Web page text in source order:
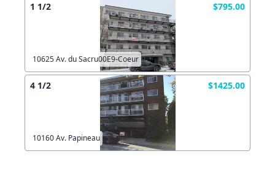
1 1/2 $795.00
10625 Av. du Sacru00E9-Coeur
4 1/2 $1425.00
10160 Av. Papineau